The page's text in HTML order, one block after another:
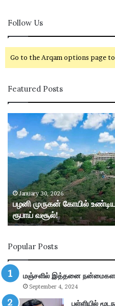
Follow Us
Go to the Arqam options page
Featured Posts
ழ
மு
ன்
கோ
யி
ல்
உ
டி
ய
ல்
கா
க்
January 30, 2026
பழனி முருகன் கோயில்
ரூபாய் வசூல்!
Popular Posts
மஞ்சளில் இத்தனை
September 4, 2024
பள்ளியில்